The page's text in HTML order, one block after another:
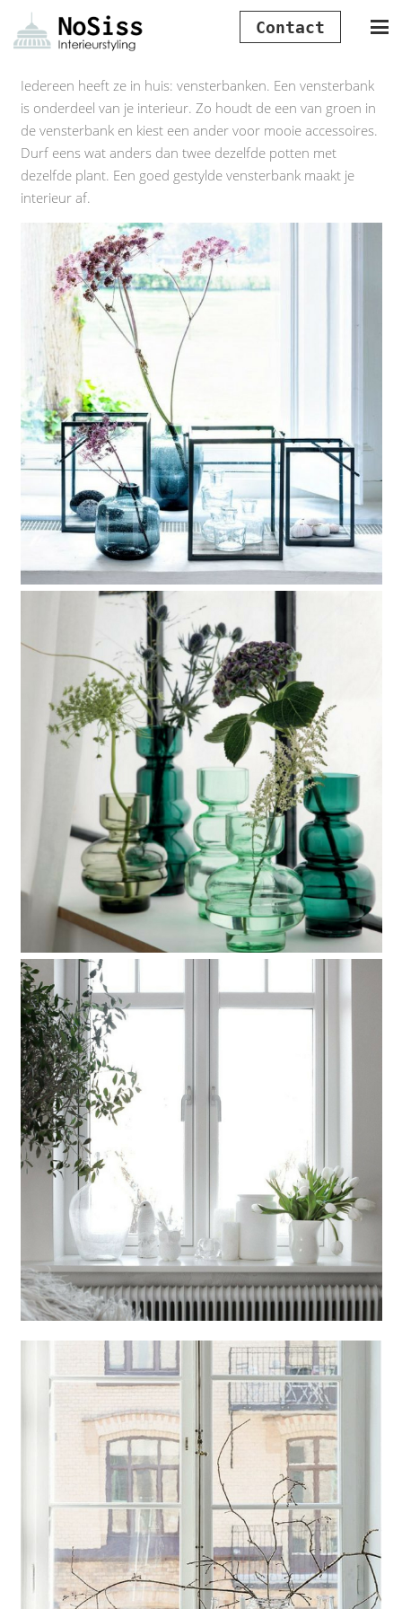
Contact
Iedereen heeft ze in huis: vensterbanken. Een vensterbank
is onderdeel van je interieur. Zo houdt de een van groen in
de vensterbank en kiest een ander voor mooie accessoires.
Durf eens wat anders dan twee dezelfde potten met
dezelfde plant. Een goed gestylde vensterbank maakt je
interieur af.